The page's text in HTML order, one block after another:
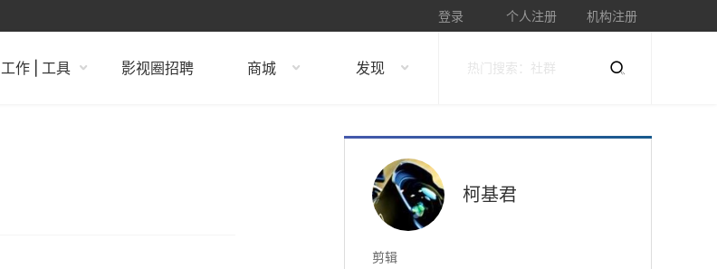
登录 个人注册 机构注册
工作 | 工具 影视圈招聘 商城 发现
柯基君
剪辑